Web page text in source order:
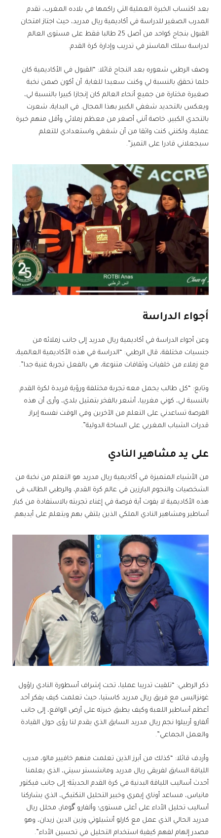
بعد اكتساب الخبرة العملية التي راكمها في بلاده المغرب، تقدم
المدرب الصغير للدراسة في أكاديمية ريال مدريد، حيث اجتاز امتحان
القبول بنجاح كواحد من أصل 25 طالبا فقط على مستوى العالم
لدراسة سلك الماستر في تدريب وإدارة كرة القدم.
وصف الرطبي شعوره بعد النجاح قائلا: “القبول في الأكاديمية كان
حلما تحقق بالنسبة لي وكنت سعيدا للغاية. أن أكون ضمن نخبة
صغيرة مختارة من جميع أنحاء العالم كان إنجازا كبيرا بالنسبة لي،
ويعكس بالتحديد شغفي الكبير بهذا المجال. في البداية، شعرت
بالتحدي الكبير، خاصة أنني أصغر من معظم زملائي وأقل منهم خبرة
عملية، ولكنني كنت واثقا من أن شغفي واستعدادي للتعلم
سيجعلاني قادرا على التميز”.
أجواء الدراسة
وعن أجواء الدراسة في أكاديمية ريال مدريد إلى جانب زملائه من
جنسيات مختلفة، قال الرطبي: “الدراسة في هذه الأكاديمية العالمية،
مع زملاء من خلفيات وثقافات متنوعة، هي بالفعل تجربة غنية جدا”.
وتابع: “كل طالب يحمل معه تجربة مختلفة ورؤية فريدة لكرة القدم.
بالنسبة لي، كوني مغربيا، أشعر بالفخر بتمثيل بلدي، وأرى أن هذه
الفرصة تساعدني على التعلم من الآخرين وفي الوقت نفسه إبراز
قدرات الشباب المغربي على الساحة الدولية”.
على يد مشاهير النادي
من الأشياء المتميزة في أكاديمية ريال مدريد هو التعلم من نخبة من
الشخصيات والنجوم البارزين في عالم كرة القدم، والرطبي الطالب في
هذه الأكاديمية لا يفوت أية فرصة في إغناء تجربته بالاستفادة من كبار
أساطير ومشاهير النادي الملكي الذين يلتقي بهم ويتعلم على أيديهم.
ذكر الرطبي: “تلقيت تدريبا عمليا، تحت إشراف أسطورة النادي راؤول
غونزاليس مع فريق ريال مدريد كاستيا، حيث تعلمت كيف يفكر أحد
أعظم أساطير اللعبة وكيف يطبق خبرته على أرض الواقع، إلى جانب
ألفارو أربيلوا نجم ريال مدريد السابق الذي يقدم لنا رؤى حول القيادة
والعمل الجماعي”.
وأردف قائلا: “كذلك من أبرز الذين تعلمت منهم خافيير مالو، مدرب
اللياقة السابق لفريقي ريال مدريد ومانشستر سيتي، الذي يعلمنا
أحدث أساليب اللياقة البدنية في كرة القدم الحديثة؛ إلى جانب فيكتور
مانياس، مساعد أوناي إيمري وخبير التحليل التكتيكي، الذي يشاركنا
أساليب تحليل الأداء على أعلى مستوى؛ وألفارو گومار، محلل ريال
مدريد الحالي الذي عمل مع كارلو أنشيلوتي وزين الدين زيدان، وهو
مصدر إلهام لفهم كيفية استخدام التحليل في تحسين الأداء”.